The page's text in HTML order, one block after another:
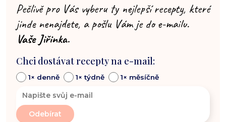
Pečlivě pro Vás vyberu ty nejlepší recepty, které
jinde nenajdete, a pošlu Vám je do e-mailu.
Vaše Jiřinka.
Chci dostávat recepty na e-mail:
1× denně 1× týdně 1× měsíčně